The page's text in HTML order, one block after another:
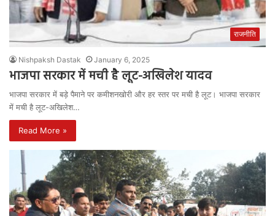
राजनीति
Nishpaksh Dastak January 6, 2025
भाजपा सरकार में मची है लूट-अखिलेश यादव
भाजपा सरकार में बड़े पैमाने पर कमीशनखोरी और हर स्तर पर मची है लूट। भाजपा सरकार
में मची है लूट-अखिलेश…
Read More »